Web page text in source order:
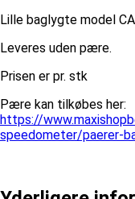
Lille baglygte model
Leveres uden pære.
Prisen er pr. stk
Pære kan tilkøbes her:
https://
speedometer/paerer-